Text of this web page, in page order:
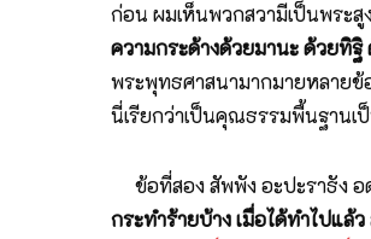
ก่อน ผมเห็นพวกสวามีเป็นพระ
ความกระด้างด้วยมานะ ด้วยทิ
พระพุทธศาสนามากมายหลาย
นี่เรียกว่าเป็นคุณธรรมพื้นฐานเ
ข้อที่สอง สัพพัง อะปะราธัง
กระทำร้ายบ้าง เมื่อได้ทำไปแล้